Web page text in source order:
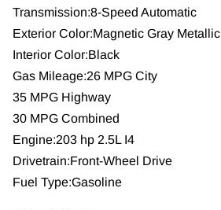
Transmission:8-Speed Automatic
Exterior Color:Magnetic Gray Metallic
Interior Color:Black
Gas Mileage:26 MPG City
35 MPG Highway
30 MPG Combined
Engine:203 hp 2.5L I4
Drivetrain:Front-Wheel Drive
Fuel Type:Gasoline